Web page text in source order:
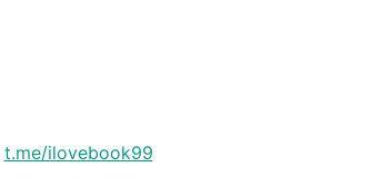
t.me/ilovebook99